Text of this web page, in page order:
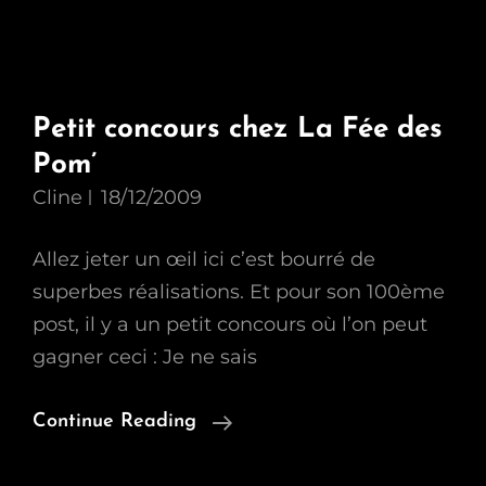
Petit concours chez La Fée des
Pom’
Cline 18/12/2009
Allez jeter un œil ici c’est bourré de
superbes réalisations. Et pour son 100ème
post, il y a un petit concours où l’on peut
gagner ceci : Je ne sais
Continue Reading
Petit